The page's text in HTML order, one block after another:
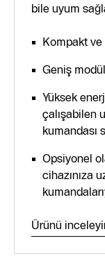
bile uyum
Kompakt ve
Geniş
Yüksek
çalışabilen
kumandası
Opsiyonel
cihazınıza
Ürünü